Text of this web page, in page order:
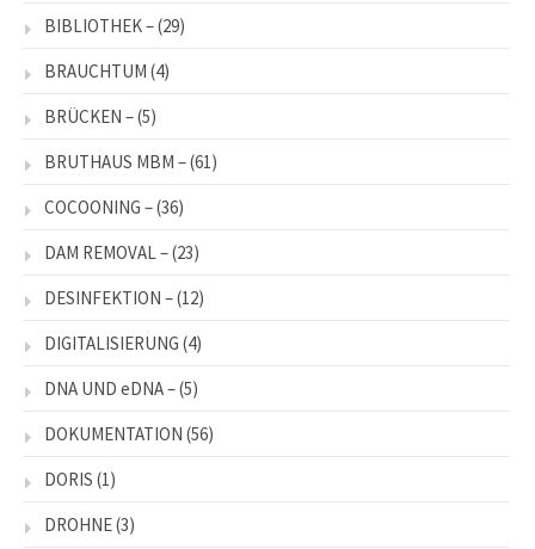
BIBLIOTHEK –(29)
BRAUCHTUM (4)
BRÜCKEN –(5)
BRUTHAUS MBM –(61)
COCOONING –(36)
DAM REMOVAL –(23)
DESINFEKTION –(12)
DIGITALISIERUNG (4)
DNA UND eDNA –(5)
DOKUMENTATION (56)
DORIS (1)
DROHNE(3)